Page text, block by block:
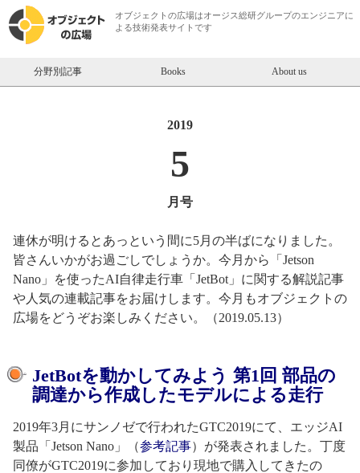
オブジェクトの広場はオージス総研グループのエンジニアに
よる技術発表サイトです
分野別記事 Books About us
2019
5
月号
連休が明けるとあっという間に5月の半ばになりました。
皆さんいかがお過ごしでしょうか。今月から「Jetson
Nano」を使ったAI自律走行車「JetBot」に関する解説記事
や人気の連載記事をお届けします。今月もオブジェクトの
広場をどうぞお楽しみください。（2019.05.13）
JetBotを動かしてみよう 第1回 部品の
調達から作成したモデルによる走行
2019年3月にサンノゼで行われたGTC2019にて、エッジAI
製品「Jetson Nano」（参考記事）が発表されました。丁度
同僚がGTC2019に参加しており現地で購入してきたの